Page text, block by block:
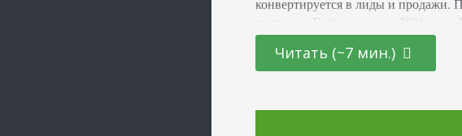
статью на Entrepreneur от 2006 года.
призывали других маркетологов
том, что о качестве мало кто
Читать (~7 мин.)